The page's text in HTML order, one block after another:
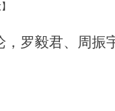
】
罗毅君、周振